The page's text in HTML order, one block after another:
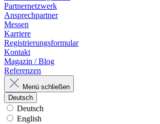
Partnernetzwerk
Ansprechpartner
Messen
Karriere
Registrierungsformular
Kontakt
Magazin / Blog
Referenzen
Menü schließen
Deutsch
Deutsch
English